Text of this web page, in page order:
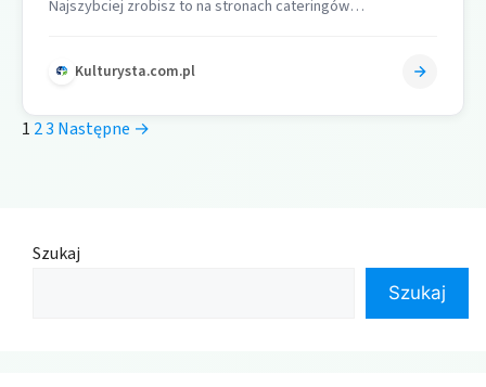
Najszybciej zrobisz to na stronach cateringów
Kulturysta.com.pl
1 23 Następne →
Szukaj
Szukaj